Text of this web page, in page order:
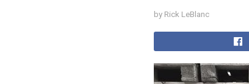
by Rick LeBlanc